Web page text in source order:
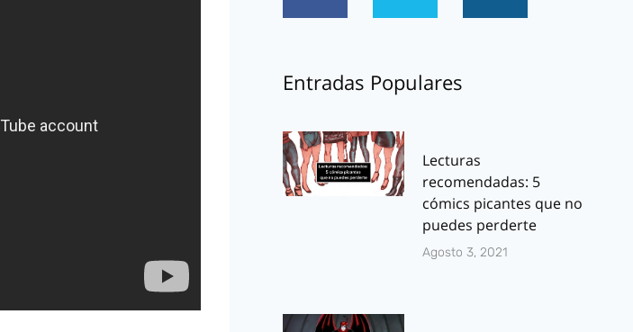
Entradas Populares
Lecturas
recomendadas: 5
cómics picantes que no
puedes perderte
Agosto 3, 2021